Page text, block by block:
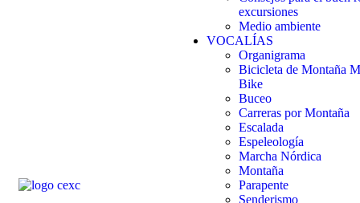
excursiones
Medio ambiente
VOCALÍAS
Organigrama
Bicicleta de Montaña
Bike
Buceo
Carreras por Montaña
Escalada
Espeleología
Marcha Nórdica
Montaña
Parapente
Senderismo